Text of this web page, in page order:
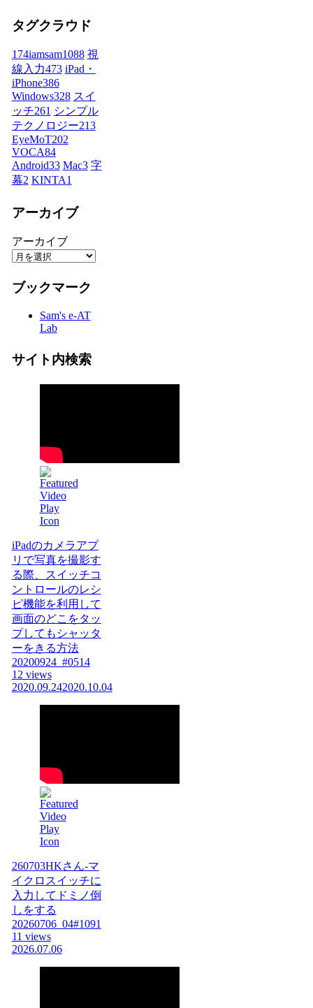
タグクラウド
174iamsam1088 視
線入力473 iPad・
iPhone386
Windows328 スイ
ッチ261 シンプル
テクノロジー213
EyeMoT202
VOCA84
Android33 Mac3 字
幕2 KINTA1
アーカイブ
アーカイブ
ブックマーク
Sam's e-AT
Lab
サイト内検索
iPadのカメラアプ
リで写真を撮影す
る際、スイッチコ
ントロールのレシ
ピ機能を利用して
画面のどこをタッ
プしてもシャッタ
ーをきる方法
20200924_#0514
12 views
2020.09.242020.10.04
260703HKさん-マ
イクロスイッチに
入力してドミノ倒
しをする
20260706_04#1091
11 views
2026.07.06